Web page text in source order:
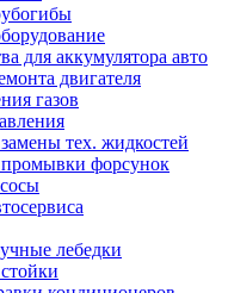
для аккумулятора авто
двигателя
газов
тех. жидкостей
форсунок
лебедки